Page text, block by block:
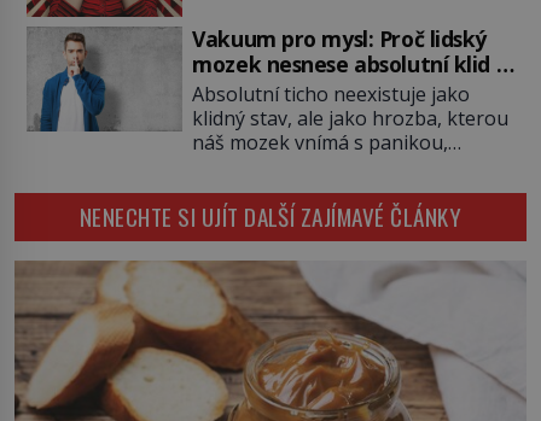
však ukazují, že kvantový svět
funguje jinak, než […]
vznikají ty nejpodivnější optické
iluze? Soustřeď se na to hlavní!
TROXLERŮV EFEKT Náš mozek
zvládne zpracovat hodně informací.
Všechny na světě ale nikoliv, musí
si vybírat! Jak to dělá? Když se […]
Vakuum pro mysl: Proč lidský
mozek nesnese absolutní klid a
začne si vymýšlet horory
Absolutní ticho neexistuje jako
klidný stav, ale jako hrozba, kterou
náš mozek vnímá s panikou,
začne okamžitě produkovat vlastní
děsivé iluze. Představte si místnost,
kde zmizí veškerý šum světa. Žádné
auta, žádný šepot, nic. Místo
vytoužené oázy klidu však
okamžitě nastoupí hluboké
znepokojení. Lidská mysl je totiž
evolučně nastavena na neustálý
[…]
NENECHTE SI UJÍT DALŠÍ ZAJÍMAVÉ ČLÁNKY